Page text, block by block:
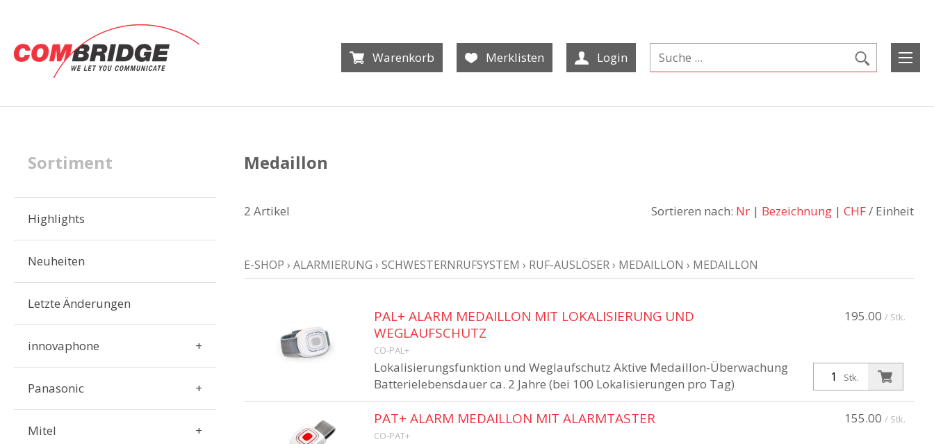
Warenkorb Merklisten Login
Sortiment
Highlights
Neuheiten
Letzte Änderungen
innovaphone
Panasonic
Mitel
Medaillon
Sortieren nach: Nr | Bezeichnung | CHF/ Einheit
2 Artikel
E-SHOP › ALARMIERUNG › SCHWESTERNRUFSYSTEM › RUF-AUSLÖSER› MEDAILLON › MEDAILLON
195.00 / Stk.
Stk.
PAL+ ALARM MEDAILLON MIT LOKALISIERUNG UND
WEGLAUFSCHUTZ
CO-PAL+
Lokalisierungsfunktion und Weglaufschutz Aktive Medaillon-Überwachung
Batterielebensdauer ca. 2 Jahre (bei 100 Lokalisierungen pro Tag)
155.00 / Stk.
PAT+ ALARM MEDAILLON MIT ALARMTASTER
CO-PAT+